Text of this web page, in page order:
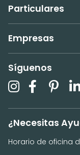
Particulares
Empresas
Síguenos
¿Necesitas
Horario de oficina